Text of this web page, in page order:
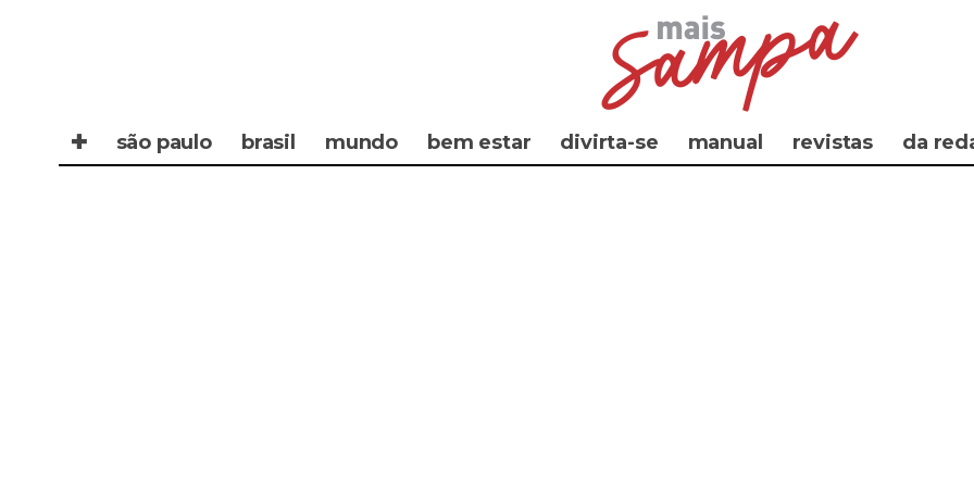
✚ são paulo brasil mundo bem estar divirta-se manual revistas da